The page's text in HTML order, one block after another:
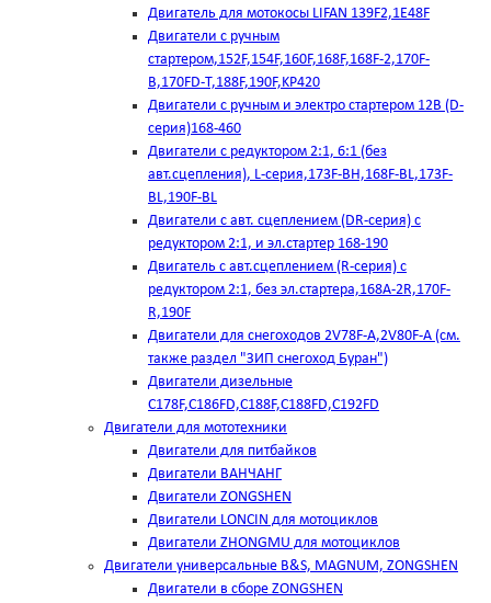
Двигатель для мотокосы LIFAN 139F2,1E48F
Двигатели с ручным
стартером,152F,154F,160F,168F,168F-2,170F-
B,170FD-T,188F,190F,KP420
Двигатели с ручным и электро стартером 12В (D-
серия)168-460
Двигатели с редуктором 2:1, 6:1 (без
авт.сцепления), L-серия,173F-BH,168F-BL,173F-
BL,190F-BL
Двигатели с авт. сцеплением (DR-серия) с
редуктором 2:1, и эл.стартер 168-190
Двигатель с авт.сцеплением (R-серия) с
редуктором 2:1, без эл.стартера,168А-2R,170F-
R,190F
Двигатели для снегоходов 2V78F-A,2V80F-A (см.
также раздел "ЗИП снегоход Буран")
Двигатели дизельные
C178F,С186FD,C188F,C188FD,C192FD
Двигатели для мототехники
Двигатели для питбайков
Двигатели ВАНЧАНГ
Двигатели ZONGSHEN
Двигатели LONCIN для мотоциклов
Двигатели ZHONGMU для мотоциклов
Двигатели универсальные B&S, MAGNUM, ZONGSHEN
Двигатели в сборе ZONGSHEN